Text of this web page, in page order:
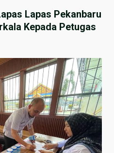
Lapas Pekanbaru
Kepada Petugas